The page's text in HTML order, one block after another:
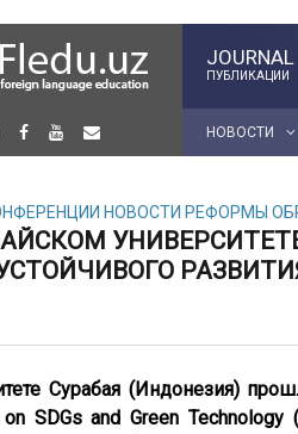
JOURNAL
ПУБЛИКАЦИИ
НОВОСТИ
НОВОСТИ РЕФОРМЫ
Сурабая (Индонезия)
SDGs and Green